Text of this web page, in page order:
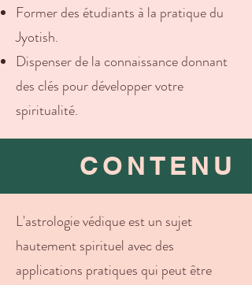
Former des étudiants à la pratique du
Jyotish.
Dispenser de la connaissance donnant
des clés pour développer votre
spiritualité.
CONTENU
L'astrologie védique est un sujet
hautement spirituel avec des
applications pratiques qui peut être